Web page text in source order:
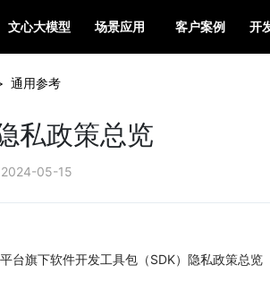
文心大模型 场景应用 客户案例 开
通用参考
私政策总览
2024-05-15
台旗下软件开发工具包（SDK）隐私政策总览